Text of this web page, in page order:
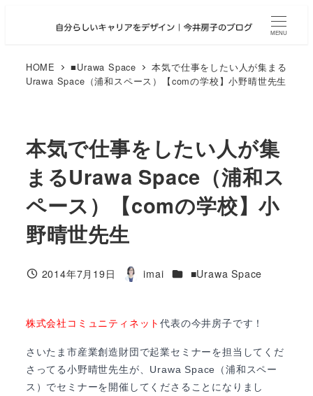
MENU
HOME ■Urawa Space
本気で仕事をしたい人が集まる
Urawa Space（浦和スペース）【comの学校】小野晴世先生
本気で仕事をしたい人が集
まるUrawa Space（浦和ス
ペース）【comの学校】小
野晴世先生
投稿日2014年7月19日
著
imai カテゴリー
■Urawa Space
株式会社コミュニティネット代表の今井房子です ！
さいたま市産業創造財団で起業セミナーを担当してくだ
さってる小野晴世先生が、Urawa Space（浦和スペー
ス）でセミナーを開催してくださることになりまし